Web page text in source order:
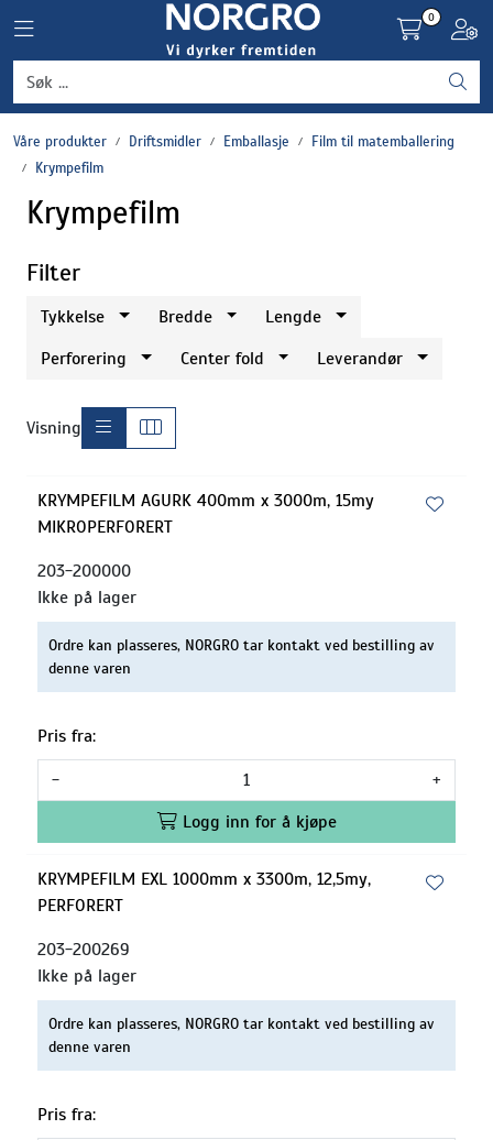
Toggle navigation
0
Våre produkter Driftsmidler Emballasje
Film til matemballering
Krympefilm
Krympefilm
Filter
Tykkelse Bredde
Lengde
Perforering
Center fold Leverandør
Visning
KRYMPEFILM AGURK 400mm x 3000m, 15my
MIKROPERFORERT
203-200000
Ikke på lager
Ordre kan plasseres, NORGRO tar kontakt ved bestilling av
denne varen
Pris fra:
-
+
Logg inn for å kjøpe
KRYMPEFILM EXL 1000mm x 3300m, 12,5my,
PERFORERT
203-200269
Ikke på lager
Ordre kan plasseres, NORGRO tar kontakt ved bestilling av
denne varen
Pris fra:
Grønnsaker
Settepotet og setteløk
Frukt og bær
Plantevern og nyttedyr